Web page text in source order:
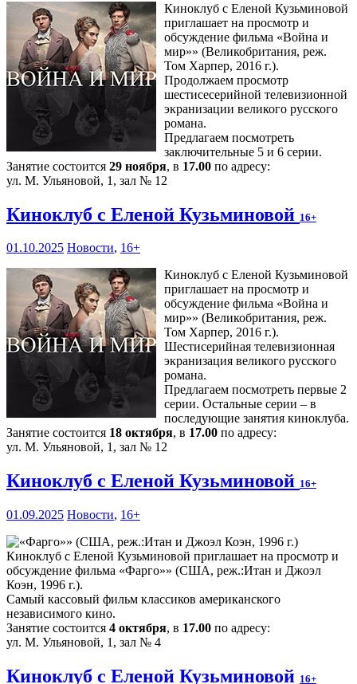
Киноклуб с Еленой Кузьминовой
приглашает на просмотр и
обсуждение фильма «Война и
мир»» (Великобритания, реж.
Том Харпер, 2016 г.).
Продолжаем просмотр
шестисесерийной телевизионной
экранизации великого русского
романа.
Предлагаем посмотреть
заключительные 5 и 6 серии.
Занятие состоится 29 ноября, в 17.00 по адресу:
ул. М. Ульяновой, 1, зал № 12
Киноклуб с Еленой Кузьминовой 16+
01.10.2025 Новости, 16+
Киноклуб с Еленой Кузьминовой
приглашает на просмотр и
обсуждение фильма «Война и
мир»» (Великобритания, реж.
Том Харпер, 2016 г.).
Шестисерийная телевизионная
экранизация великого русского
романа.
Предлагаем посмотреть первые 2
серии. Остальные серии – в
последующие занятия киноклуба.
Занятие состоится 18 октября, в 17.00 по адресу:
ул. М. Ульяновой, 1, зал № 12
Киноклуб с Еленой Кузьминовой 16+
01.09.2025 Новости, 16+
Киноклуб с Еленой Кузьминовой приглашает на просмотр и
обсуждение фильма «Фарго»» (США, реж.:Итан и Джоэл
Коэн, 1996 г.).
Самый кассовый фильм классиков американского
независимого кино.
Занятие состоится 4 октября, в 17.00 по адресу:
ул. М. Ульяновой, 1, зал № 4
Киноклуб с Еленой Кузьминовой 16+